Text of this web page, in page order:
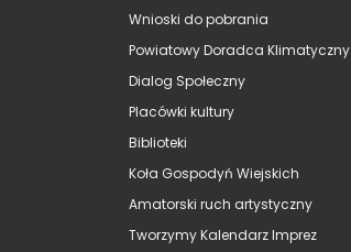
Wnioski do pobrania
Powiatowy Doradca Klimatyczny
Dialog Społeczny
Placówki kultury
Biblioteki
Koła Gospodyń Wiejskich
Amatorski ruch artystyczny
Tworzymy Kalendarz Imprez